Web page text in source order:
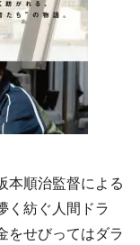
本順治監督による
く紡ぐ人間ドラ
をせびってはダラ